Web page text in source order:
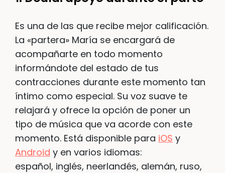
Es una de las que recibe mejor calificación.
La «partera» María se encargará de
acompañarte en todo momento
informándote del estado de tus
contracciones durante este momento tan
íntimo como especial. Su voz suave te
relajará y ofrece la opción de poner un
tipo de música que va acorde con este
momento. Está disponible para iOS y
Android y en varios idiomas:
español, inglés, neerlandés, alemán, ruso,